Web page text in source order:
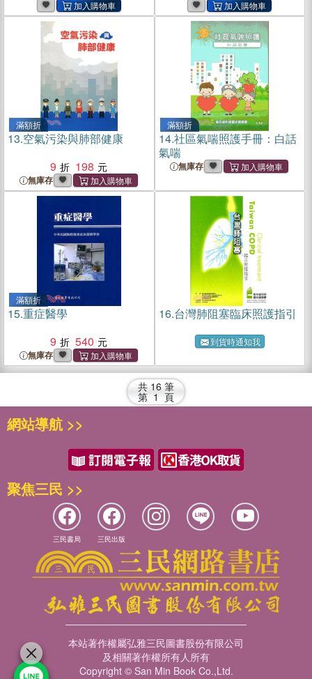
滿額折
13.空氣污染與肺部健康
9
198
無庫存
滿額折
14.社區氣喘照護手冊：白話
氣喘
無庫存
滿額折
15.重症醫學
9
540
無庫存
16.台灣肺阻塞臨床照護指引
到貨時通知我
共 16 筆
第 1 頁
網站導航 >>
聚焦三民 >>
三民書局 三民出版
本站著作權屬弘雅三民圖書股份有限公司
及相關著作權所有人所有
Copyright © San Min Book Co.,Ltd.